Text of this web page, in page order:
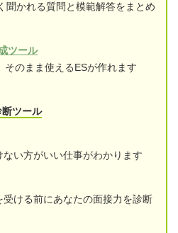
聞かれる質問と模範解答をまとめ
ツール
のまま使えるESが作れます
ツール
い方がいい仕事がわかります
ける前にあなたの面接力を診断